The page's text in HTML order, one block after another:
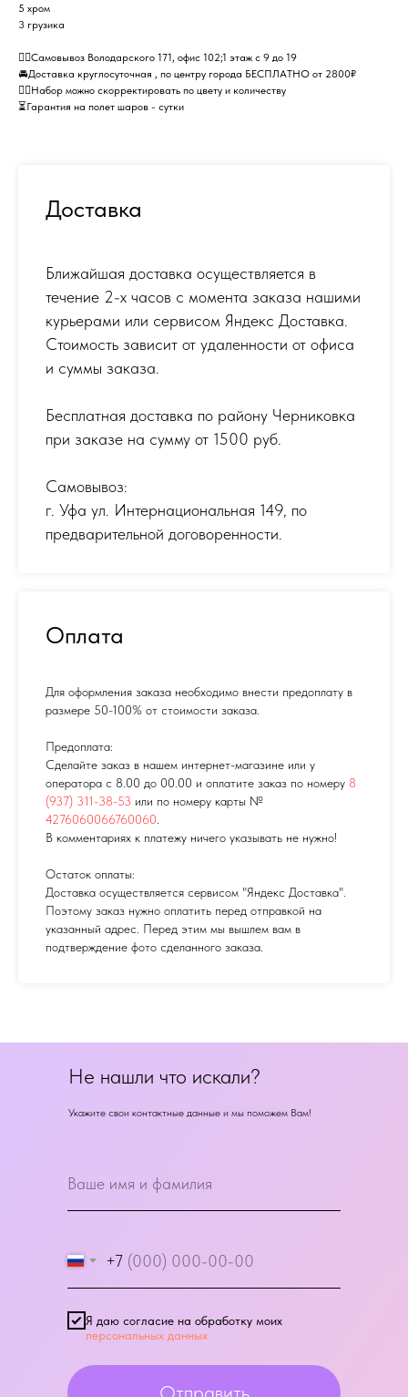
5 хром
3 грузика
✌🏻Самовывоз Володарского 171, офис 102;1 этаж с 9 до 19
🚘Доставка круглосуточная , по центру города БЕСПЛАТНО от 2800₽
✌🏻Набор можно скорректировать по цвету и количеству
⏳Гарантия на полет шаров - сутки
Доставка
Ближайшая доставка осуществляется в
течение 2-х часов с момента заказа нашими
курьерами или сервисом Яндекс Доставка.
Стоимость зависит от удаленности от офиса
и суммы заказа.
Бесплатная доставка по району Черниковка
при заказе на сумму от 1500 руб.
Самовывоз:
г. Уфа ул. Интернациональная 149, по
предварительной договоренности.
Оплата
Для оформления заказа необходимо внести предоплату в
размере 50-100% от стоимости заказа.
Предоплата:
Сделайте заказ в нашем интернет-магазине или у
оператора с 8.00 до 00.00 и оплатите заказ по номеру 8
(937) 311-38-53 или по номеру карты №
4276060066760060
В комментариях к платежу ничего указывать не нужно!
Остаток оплаты:
Доставка осуществляется сервисом "Яндекс Доставка".
Поэтому заказ нужно оплатить перед отправкой на
указанный адрес. Перед этим мы вышлем вам в
подтверждение фото сделанного заказа.
+7
Я даю согласие на обработку моих
персональных данных
Отправить
Не нашли что искали?
Укажите свои контактные данные и мы поможем Вам!